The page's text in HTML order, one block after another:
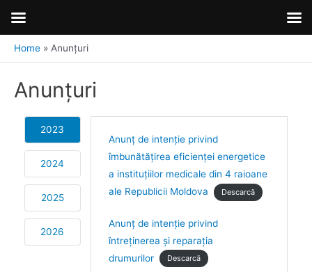
Home Anunțuri
Anunțuri
2023
2024
2025
2026
Anunț de intenție privind
îmbunătățirea eficienței energetice
a instituțiilor medicale din 4 raioane
ale Republicii Moldova
Descarcă
Anunț de intenție privind
întreținerea și reparația
drumurilor
Descarcă